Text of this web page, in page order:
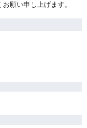
願い申し上げます。